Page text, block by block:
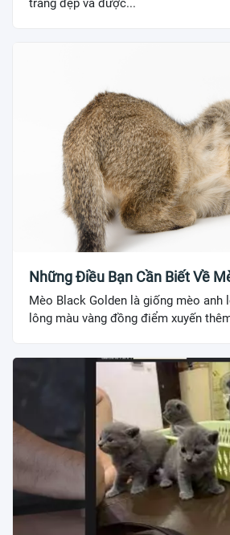
trắng đẹp và được...
Những Điều Bạn Cần Biết Về
Mèo Black Golden là giống mèo anh
lông màu vàng đồng điểm xuyến